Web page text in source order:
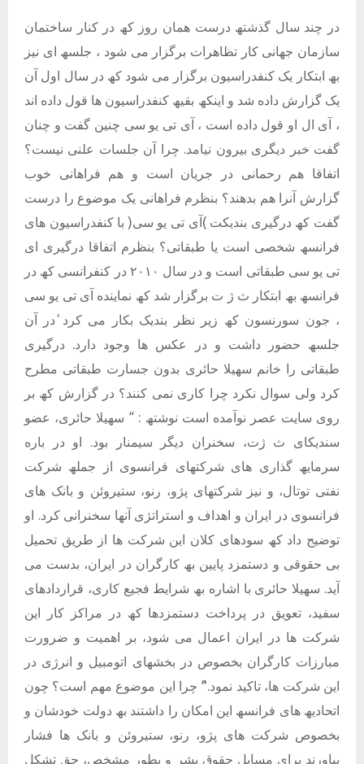
در چند سال گذشتھ درست ھمان روز کھ در کنار ساختمان
سازمان جھانی کار تظاھرات برگزار می شود ، جلسھ ای نیز
بھ ابتکار یک کنفدراسیون برگزار می شود کھ در سال اول آن
یک گزارش داده شد و اینکھ بقیھ کنفدراسیون ھا قول داده اند
، آی ال او قول داده است ، آی تی یو سی چنین گفت و چنان
گفت خبر دیگری بیرون نیامد. چرا آن جلسات علنی نیست؟
اتفاقا ھم رحمانی در جریان است و ھم فراھانی خوب
گزارش آنرا ھم بدھند؟ بنظرم فراھانی یک موضوع را درست
گفت کھ درگیری بندیکت )آی تی یو سی( با کنفدراسیون ھای
فرانسھ شخصی است یا طبقاتی؟ بنظرم اتفاقا درگیری ای
تی یو سی طبقاتی است و در سال ٢٠١٠ در کنفرانسی کھ در
فرانسھ بھ ابتکار ث ژ ت برگزار شد کھ نماینده آی تی یو سی
، جون سورنسون کھ زیر نظر بندیک بکار می کرد ٔدر آن
جلسھ حضور داشت و در عکس ھا وجود دارد. درگیری
طبقاتی را خانم سھیلا حائری بدون جسارت طبقاتی مطرح
کرد ولی سوال نکرد چرا کاری نمی کنند؟ در گزارش کھ بر
روی سایت عصر نوآمده است نوشتھ : “ سھیلا حائری، عضو
سندیکای ث ژت، سخنران دیگر سیمنار بود. او در باره
سرمایھ گذاری ھای شرکتھای فرانسوی از جملھ شرکت
نفتی توتال، و نیز شرکتھای پژو، رنو، ستیروئن و بانک ھای
فرانسوی در ایران و اھداف و استراتژی آنھا سخنرانی کرد. او
توضیح داد کھ سودھای کلان این شرکت ھا از طریق تحمیل
بی حقوقی و دستمزد پایین بھ کارگران در ایران، بدست می
آید. سھیلا حائری با اشاره بھ شرایط فجیع کاری، قراردادھای
سفید، تعویق در پرداخت دستمزدھا کھ در مراکز کار این
شرکت ھا در ایران اعمال می شود، بر اھمیت و ضرورت
مبارزات کارگران بخصوص در بخشھای اتومبیل و انرژی در
این شرکت ھا، تاکید نمود.”ً چرا این موضوع مھم است؟ چون
اتحادیھ ھای فرانسھ این امکان را داشتند بھ دولت خودشان و
بخصوص شرکت ھای پژو، رنو، ستیروئن و بانک ھا فشار
بیاورند برای مسایل حقوق بشر و بطور مشخص، حق تشکل